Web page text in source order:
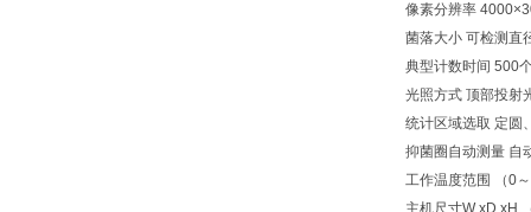
像素分辨率
菌落大小 可检测直
典型计数时间 500
光照方式 顶部投射
统计区域选取 定圆
抑菌圈自动测量 自
工作温度范围 （0
主机尺寸W xD xH